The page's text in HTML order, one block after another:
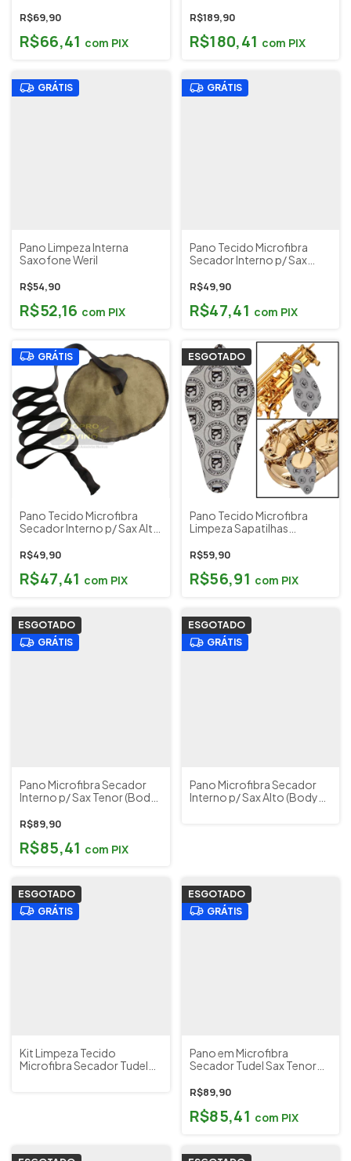
R$69,90
R$66,41 com PIX
R$189,90
R$180,41 com PIX
GRÁTIS
Pano Limpeza Interna
Saxofone Weril
R$54,90
R$52,16 com PIX
GRÁTIS
Pano Tecido Microfibra
Secador Interno p/ Sax
Cód. PLS001
R$49,90
R$47,41 com PIX
GRÁTIS
Pano Tecido Microfibra
Secador Interno p/ Sax Alto
PLS003
R$49,90
R$47,41 com PIX
ESGOTADO
Pano Tecido Microfibra
Limpeza Sapatilhas
R$59,90
R$56,91 com PIX
ESGOTADO
GRÁTIS
Pano Microfibra Secador
Interno p/ Sax Tenor (Body
(Outlet)
R$89,90
R$85,41 com PIX
ESGOTADO
GRÁTIS
Pano Microfibra Secador
Interno p/ Sax Alto (Body
ESGOTADO
GRÁTIS
Kit Limpeza Tecido
Microfibra Secador Tudel
ESGOTADO
GRÁTIS
Pano em Microfibra
Secador Tudel Sax Tenor
R$89,90
R$85,41 com PIX